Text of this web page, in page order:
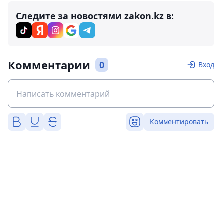
Следите за новостями zakon.kz в:
Комментарии 0 Вход
Комментировать